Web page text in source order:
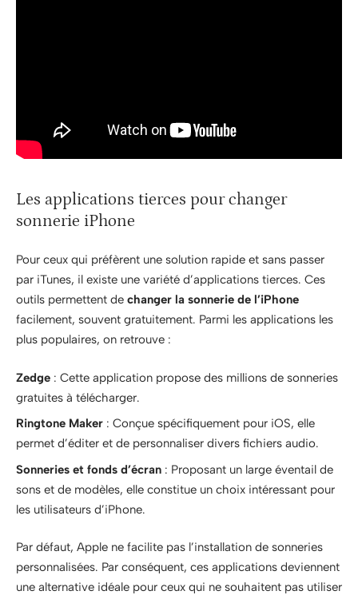
Les applications tierces pour changer
sonnerie iPhone
Pour ceux qui préfèrent une solution rapide et sans passer
par iTunes, il existe une variété d’applications tierces. Ces
outils permettent de changer la sonnerie de l’iPhone
facilement, souvent gratuitement. Parmi les applications les
plus populaires, on retrouve :
Zedge : Cette application propose des millions de sonneries
gratuites à télécharger.
Ringtone Maker : Conçue spécifiquement pour iOS, elle
permet d’éditer et de personnaliser divers fichiers audio.
Sonneries et fonds d’écran : Proposant un large éventail de
sons et de modèles, elle constitue un choix intéressant pour
les utilisateurs d’iPhone.
Par défaut, Apple ne facilite pas l’installation de sonneries
personnalisées. Par conséquent, ces applications deviennent
une alternative idéale pour ceux qui ne souhaitent pas utiliser